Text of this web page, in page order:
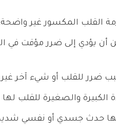
القلب المكسور غير
يمكن أن يؤدي إلى ضرر مؤقت
ضرر للقلب أو شيء آخر
الكبيرة والصغيرة للقلب
حدث جسدي أو نفسي